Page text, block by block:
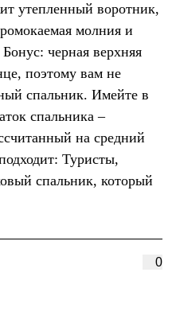
утепленный воротник,
молния и
черная верхняя
поэтому вам не
спальник. Имейте в
спальника –
на средний
Туристы,
спальник, который
0